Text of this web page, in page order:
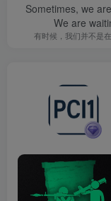
Sometimes, we
We are
有时候，我们并不是